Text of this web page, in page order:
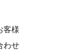
客様
わせ